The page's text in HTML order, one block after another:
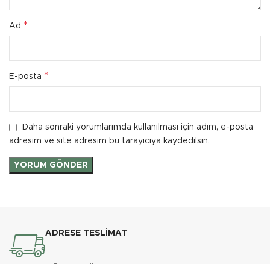
Ad *
E-posta *
Daha sonraki yorumlarımda kullanılması için adım, e-posta
adresim ve site adresim bu tarayıcıya kaydedilsin.
ADRESE TESLİMAT